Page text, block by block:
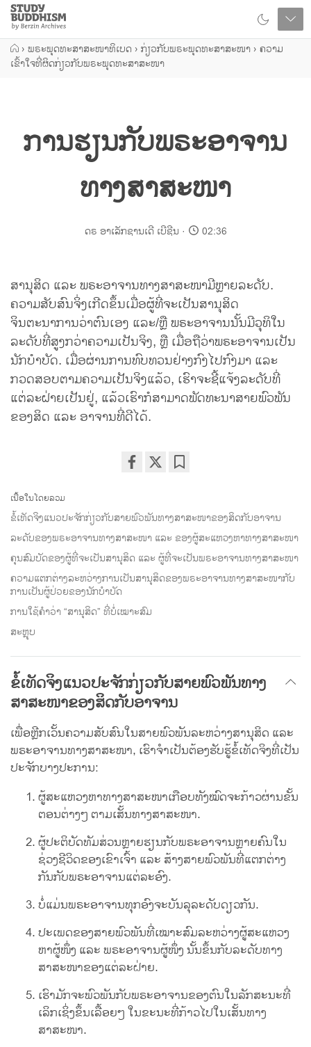
Close
Study
Buddhism
Home
› ພຣະພຸດທະສາສະໜາທິເບດ › ກ່ຽວກັບພຣະພຸດທະສາສະໜາ › ຄວາມ
ເຂົ້າໃຈທີ່ຜິດກ່ຽວກັບພຣະພຸດທະສາສະໜາ
ການຮຽນກັບພຣະອາຈານ
ທາງສາສະໜາ
ດຣ ອາເລັກຊານເດີ ເບີຊີນ 02:36
ສານຸສິດ ແລະ ພຣະອາຈານທາງສາສະໜາມີຫຼາຍລະດັບ.
ຄວາມສັບສົນຈິ່ງເກີດຂຶ້ນເມື່ອຜູ້ທີ່ຈະເປັນສານຸສິດ
ຈິນຕະນາການວ່າຕົນເອງ ແລະ/ຫຼື ພຣະອາຈານນັ້ນມີວຸທິໃນ
ລະດັບທີ່ສູງກວ່າຄວາມເປັນຈິງ, ຫຼື ເມື່ອຖືວ່າພຣະອາຈານເປັນ
ນັກບຳບັດ. ເມື່ອຜ່ານການທົບທວນຢ່າງກົງໄປກົງມາ ແລະ
ກວດສອບຕາມຄວາມເປັນຈິງແລ້ວ, ເຮົາຈະຊີ້ແຈ້ງລະດັບທີ່
ແຕ່ລະຝ່າຍເປັນຢູ່, ແລ້ວເຮົາກໍສາມາດພັດທະນາສາຍພົວພັນ
ຂອງສິດ ແລະ ອາຈານທີ່ດີໄດ້.
facebook
ເນື້ອໃນໂດຍລວມ
ຂໍ້ເທັດຈິງແນວປະຈັກກ່ຽວກັບສາຍພົວພັນທາງສາສະໜາຂອງສິດກັບອາຈານ
ລະດັບຂອງພຣະອາຈານທາງສາສະໜາ ແລະ ຂອງຜູ້ສະແຫວງຫາທາງສາສະໜາ
ຄຸນສົມບັດຂອງຜູ້ທີ່ຈະເປັນສານຸສິດ ແລະ ຜູ້ທີ່ຈະເປັນພຣະອາຈານທາງສາສະໜາ
ຄວາມແຕກຕ່າງລະຫວ່າງການເປັນສານຸສິດຂອງພຣະອາຈານທາງສາສະໜາກັບ
ການເປັນຜູ້ປ່ວຍຂອງນັກບຳບັດ
ການໃຊ້ຄຳວ່າ “ສານຸສິດ” ທີ່ບໍ່ເໝາະສົມ
ສະຫຼຸບ
ຂໍ້ເທັດຈິງແນວປະຈັກກ່ຽວກັບສາຍພົວພັນທາງ
ສາສະໜາຂອງສິດກັບອາຈານ
ເພື່ອຫຼີກເວັ້ນຄວາມສັບສົນໃນສາຍພົວພັນລະຫວ່າງສານຸສິດ ແລະ
ພຣະອາຈານທາງສາສະໜາ, ເຮົາຈໍາເປັນຕ້ອງຮັບຮູ້ຂໍ້ເທັດຈິງທີ່ເປັນ
ປະຈັກບາງປະການ:
ຜູ້ສະແຫວງຫາທາງສາສະໜາເກືອບທັງໝົດຈະກ້າວຜ່ານຂັ້ນ
ຕອນຕ່າງໆ ຕາມເສັ້ນທາງສາສະໜາ.
ຜູ້ປະຕິບັດທັມສ່ວນຫຼາຍຮຽນກັບພຣະອາຈານຫຼາຍຄົນໃນ
ຊ່ວງຊີວິດຂອງເຂົາເຈົ້າ ແລະ ສ້າງສາຍພົວພັນທີ່ແຕກຕ່າງ
ກັນກັບພຣະອາຈານແຕ່ລະອົງ.
ບໍ່ແມ່ນພຣະອາຈານທຸກອົງຈະບັນລຸລະດັບດຽວກັນ.
ປະເພດຂອງສາຍພົວພັນທີ່ເໝາະສົມລະຫວ່າງຜູ້ສະແຫວງ
ຫາຜູ້ໜຶ່ງ ແລະ ພຣະອາຈານຜູ້ໜຶ່ງ ນັ້ນຂຶ້ນກັບລະດັບທາງ
ສາສະໜາຂອງແຕ່ລະຝ່າຍ.
ເຮົາມັກຈະພົວພັນກັບພຣະອາຈານຂອງຕົນໃນລັກສະນະທີ່
ເລິກເຊິ່ງຂຶ້ນເລື້ອຍໆ ໃນຂະນະທີ່ກ້າວໄປໃນເສັ້ນທາງ
ສາສະໜາ.